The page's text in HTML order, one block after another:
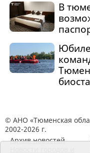
В
© АНО «Тюменская
2002-2026 г.
Архив новостей